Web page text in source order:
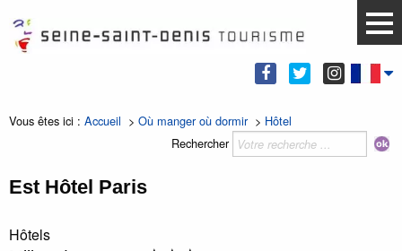
Vous êtes ici : Accueil > Où manger où dormir> Hôtel
Rechercher
Est Hôtel Paris
Hôtels